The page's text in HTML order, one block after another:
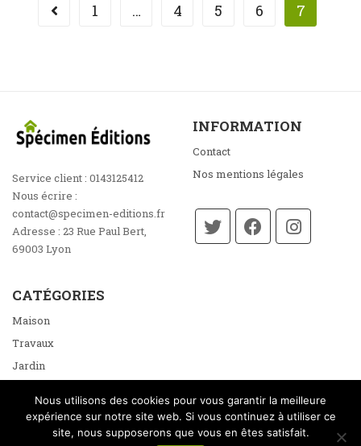
1 … 4 5 6 7
Service client : 0143125412
Nous écrire :
contact@specimen-editions.fr
Adresse : 23 Rue Paul Bert,
69003 Lyon
INFORMATION
Contact
Nos mentions légales
CATÉGORIES
Maison
Travaux
Jardin
Loisirs
Nous utilisons des cookies pour vous garantir la meilleure
expérience sur notre site web. Si vous continuez à utiliser ce
site, nous supposerons que vous en êtes satisfait.